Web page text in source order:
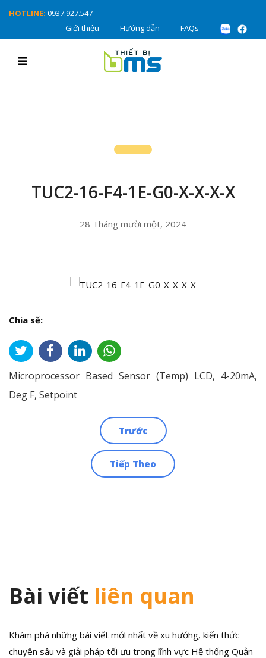
HOTLINE: 0937.927.547
Giới thiệu
Hướng dẫn FAQs
TUC2-16-F4-1E-G0-X-X-X-X
28 Tháng mười một, 2024
Chia sẽ:
Microprocessor Based Sensor (Temp) LCD, 4-20mA,
Deg F, Setpoint
Trước
Tiếp Theo
Bài viết liên quan
Khám phá những bài viết mới nhất về xu hướng, kiến thức
chuyên sâu và giải pháp tối ưu trong lĩnh vực Hệ thống Quản